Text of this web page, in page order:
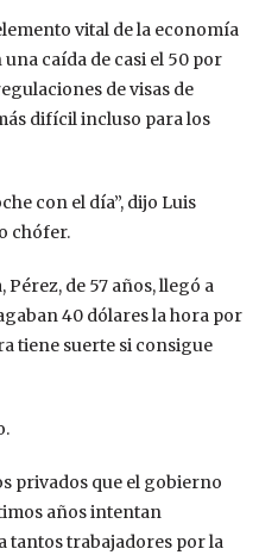
vital de la economía
una caída de casi el 50 por
de visas de
difícil incluso para los
con el día”, dijo Luis
chófer.
de 57 años, llegó a
40 dólares la hora por
tiene suerte si consigue
privados que el gobierno
años intentan
tantos trabajadores por la